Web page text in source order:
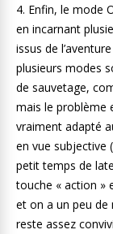
4. Enfin, le mode
en incarnant
issus de
plusieurs modes
de sauvetage,
mais le problème
vraiment adapté
en vue subjective
petit temps de
touche « action »
et on a un peu
reste assez